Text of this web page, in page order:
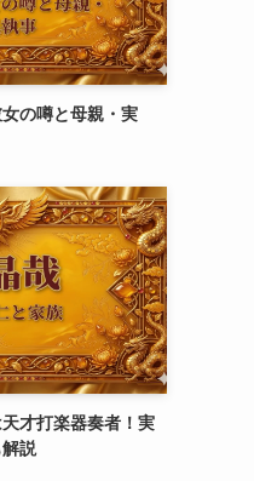
の噂と母親・実
才打楽器奏者！実
説